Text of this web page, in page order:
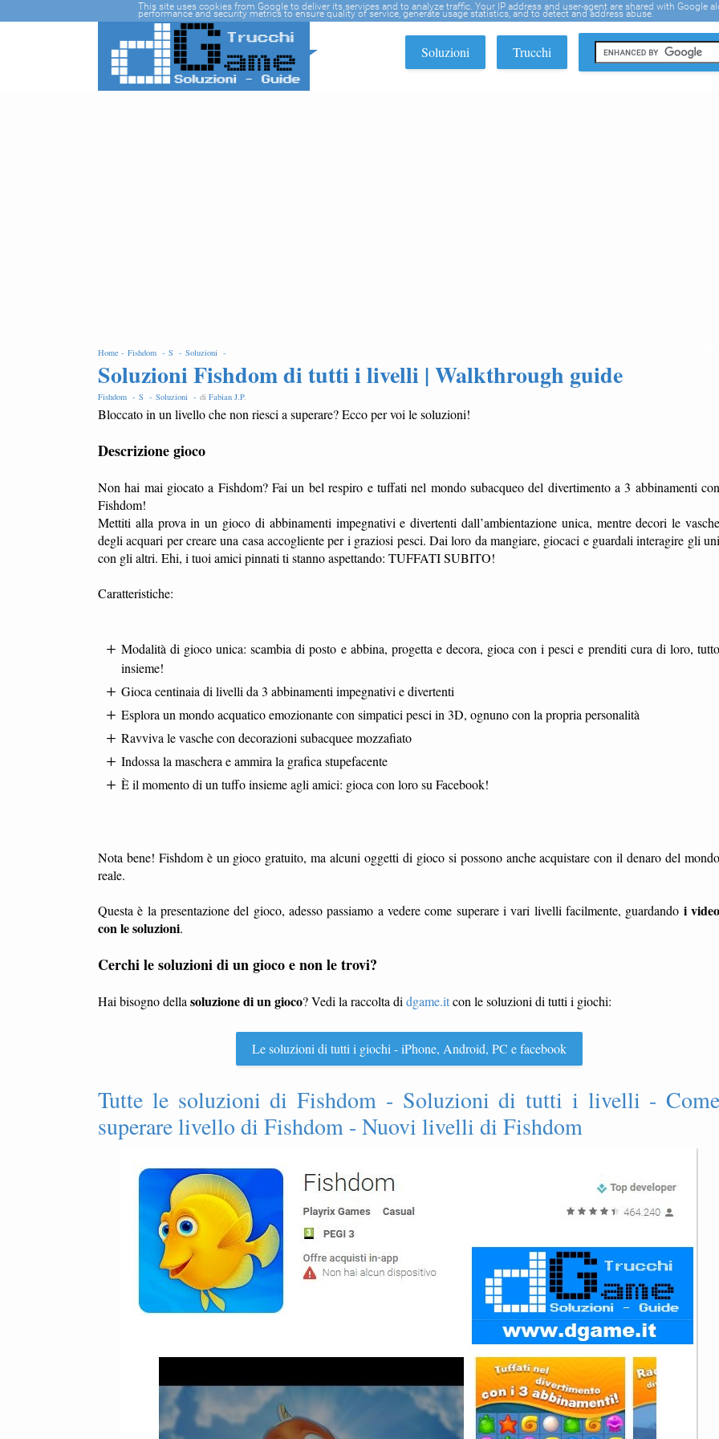
Soluzioni Trucchi
Home - Fishdom - S - Soluzioni -
Soluzioni Fishdom di tutti i livelli | Walkthrough guide
Fishdom - S - Soluzioni - di Fabian J.P.
Bloccato in un livello che non riesci a superare? Ecco per voi le soluzioni!
Descrizione gioco
Non hai mai giocato a Fishdom? Fai un bel respiro e tuffati nel mondo subacqueo del divertimento a 3 abbinamenti con
Fishdom!
Mettiti alla prova in un gioco di abbinamenti impegnativi e divertenti dall’ambientazione unica, mentre decori le vasche
degli acquari per creare una casa accogliente per i graziosi pesci. Dai loro da mangiare, giocaci e guardali interagire gli uni
con gli altri. Ehi, i tuoi amici pinnati ti stanno aspettando: TUFFATI SUBITO!
Caratteristiche:
Modalità di gioco unica: scambia di posto e abbina, progetta e decora, gioca con i pesci e prenditi cura di loro, tutto
insieme!
Gioca centinaia di livelli da 3 abbinamenti impegnativi e divertenti
Esplora un mondo acquatico emozionante con simpatici pesci in 3D, ognuno con la propria personalità
Ravviva le vasche con decorazioni subacquee mozzafiato
Indossa la maschera e ammira la grafica stupefacente
È il momento di un tuffo insieme agli amici: gioca con loro su Facebook!
Nota bene! Fishdom è un gioco gratuito, ma alcuni oggetti di gioco si possono anche acquistare con il denaro del mondo
reale.
Questa è la presentazione del gioco, adesso passiamo a vedere come superare i vari livelli facilmente, guardando i
con le soluzioni.
Cerchi le soluzioni di un gioco e non le trovi?
Hai bisogno della soluzione di un gioco? Vedi la raccolta di dgame.itcon le soluzioni di tutti i giochi:
Le soluzioni di tutti i giochi - iPhone, Android, PC e facebook
Tutte le soluzioni di Fishdom - Soluzioni di tutti i livelli - Come
superare livello di Fishdom - Nuovi livelli di Fishdom
This site uses cookies from Google to deliver its services and to analyze traffic. Your IP address and user-agent are shared with Google
performance and security metrics to ensure quality of service, generate usage statistics, and to detect and address abuse.